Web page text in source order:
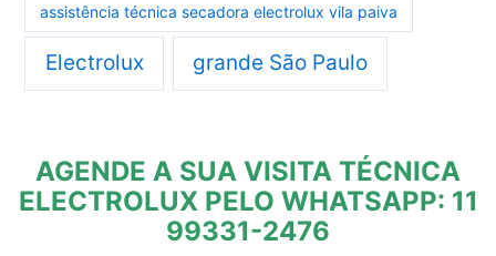
assistência técnica secadora electrolux vila paiva
Electrolux grande São Paulo
AGENDE A SUA VISITA TÉCNICA
ELECTROLUX PELO WHATSAPP: 11
99331-2476